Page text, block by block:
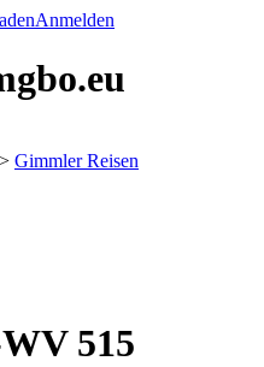
Anmelden
> Gimmler Reisen
515